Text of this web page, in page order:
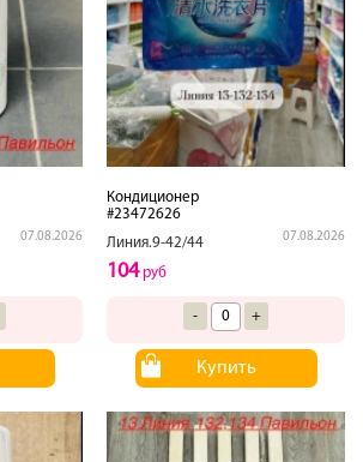
07.08.2026
Кондиционер
#23472626
Линия.9-42/44
07.08.2026
104руб
- +
Купить